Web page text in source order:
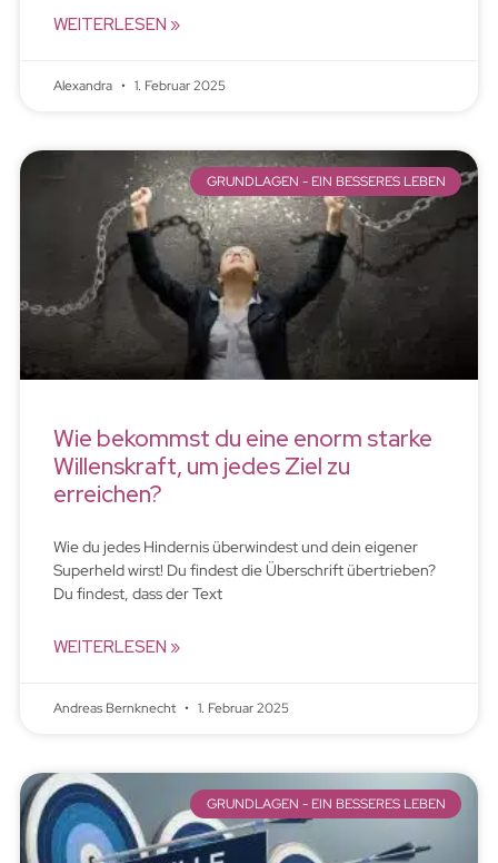
WEITERLESEN »
Alexandra 1. Februar 2025
GRUNDLAGEN - EIN BESSERES LEBEN
Wie bekommst du eine enorm starke
Willenskraft, um jedes Ziel zu
erreichen?
Wie du jedes Hindernis überwindest und dein eigener
Superheld wirst! Du findest die Überschrift übertrieben?
Du findest, dass der Text
WEITERLESEN »
Andreas Bernknecht 1. Februar 2025
GRUNDLAGEN - EIN BESSERES LEBEN